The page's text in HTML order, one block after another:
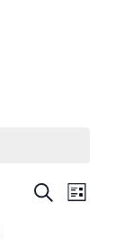
RECHERCHE
LISTE